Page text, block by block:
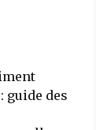
guide des